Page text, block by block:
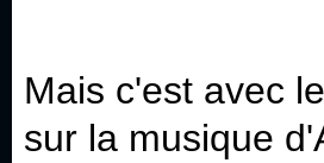
Mais c'est avec
sur la musique